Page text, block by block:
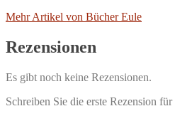
Mehr Artikel von Bücher Eule
Rezensionen
Es gibt noch keine Rezensionen.
Schreiben Sie die erste Rezension